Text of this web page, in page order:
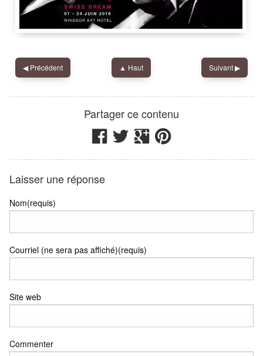
Hotel Windsor Rue de Berne 31,1201
Nadib Bandi
◀︎Précédent ▲ Haut Suivant▶︎
Partager ce contenu
Laisser une réponse
Nom(requis)
Courriel (ne sera pas affiché)(requis)
Site web
Commenter